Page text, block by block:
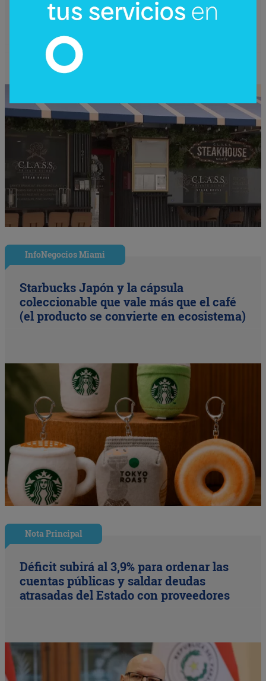
Nude Dining: Miami redefine el lujo
gastronómico con la cena (nudista) más
disruptiva del año
InfoNegocios Miami
Starbucks Japón y la cápsula
coleccionable que vale más que el café
(el producto se convierte en ecosistema)
Nota Principal
Déficit subirá al 3,9% para ordenar las
cuentas públicas y saldar deudas
atrasadas del Estado con proveedores